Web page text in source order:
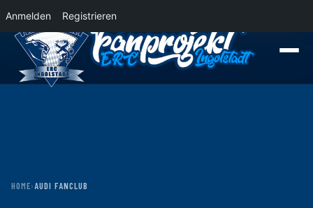
Anmelden Registrieren
NewsDer Panther Express 2026/2027 rollt nach Krefeld! Wohin rollt der
HOME› AUDI FANCLUB